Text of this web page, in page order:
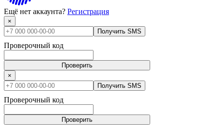
Ещё нет аккаунта? Регистрация
×
Получить SMS
Проверочный код
Проверить
×
Получить SMS
Проверочный код
Проверить